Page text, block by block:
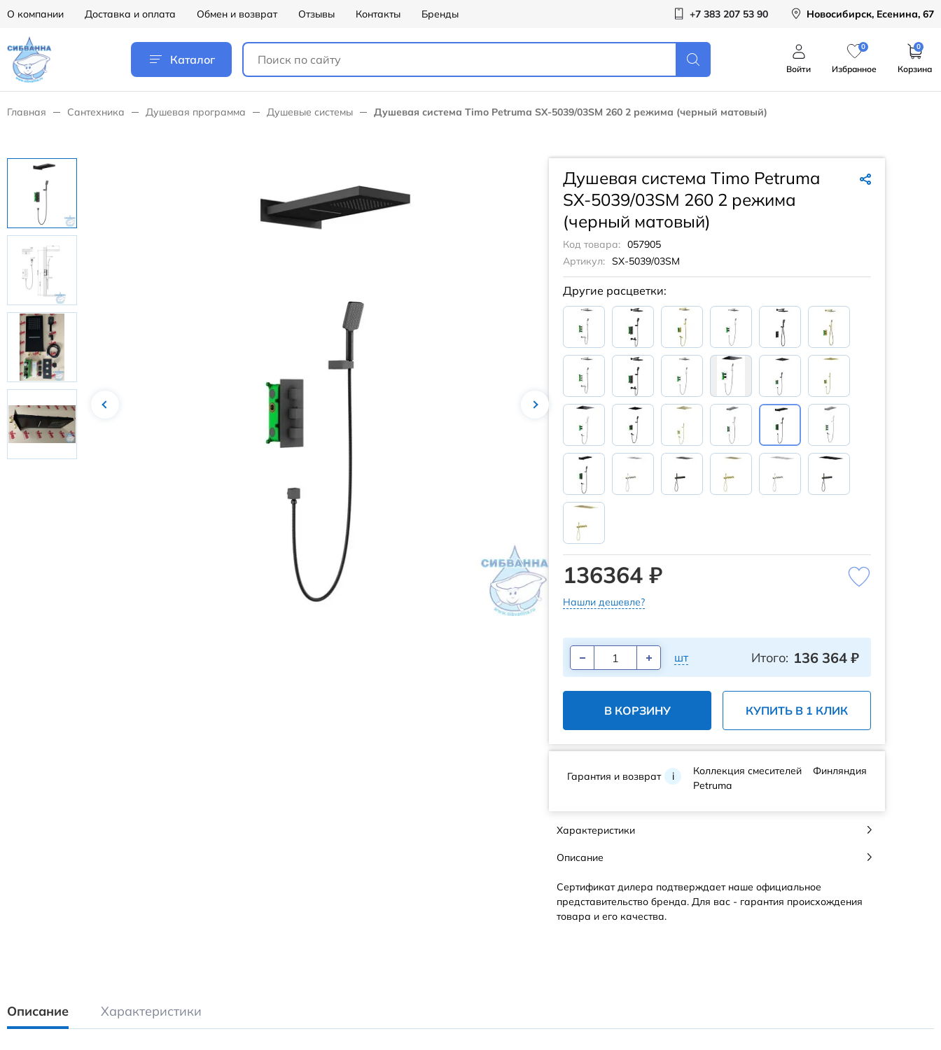
О компании Доставка и оплата Обмен и возврат Отзывы Контакты Бренды +7 383 207 53 90 Новосибирск, Есенина, 67
Каталог
Войти
0
Избранное
0
Корзина
Главная Сантехника Душевая программа Душевые системы Душевая система Timo Petruma SX-5039/03SM 260 2 режима (черный матовый)
Душевая система Timo Petruma
SX-5039/03SM 260 2 режима
(черный матовый)
Код товара: 057905
Артикул: SX-5039/03SM
Другие расцветки:
136364 ₽
Нашли дешевле?
шт Итого: 136 364 ₽
В КОРЗИНУ КУПИТЬ В 1 КЛИК
Гарантия и возврат i
Коллекция смесителей
Petruma
Финляндия
Характеристики
Описание
Сертификат дилера подтверждает наше официальное
представительство бренда. Для вас - гарантия происхождения
товара и его качества.
Описание Характеристики